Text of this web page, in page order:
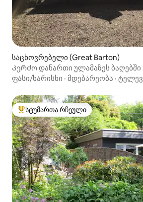
საცხოვრებელი (Great Barton)
Კერძო დანართი ულამაზეს ბაღებში
ფასი/ხარისხი · მდებარეობა ·
სტუმართა რჩეული მოწინავე ვარიანტი
სტუმართა რჩეული